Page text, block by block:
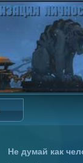
Не думай как